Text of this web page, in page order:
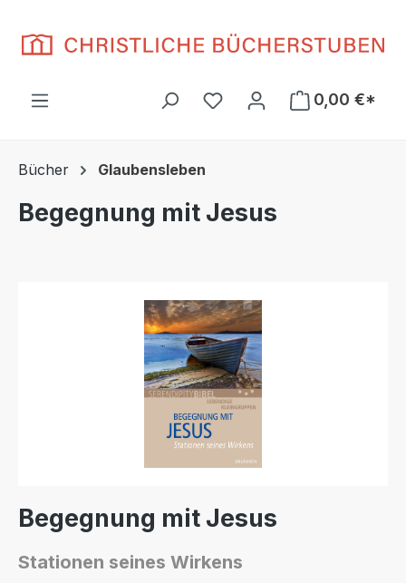
Du hast 0 Produkte auf
0,00 €*
Bücher Glaubensleben
Begegnung mit Jesus
Begegnung mit Jesus
Stationen seines Wirkens